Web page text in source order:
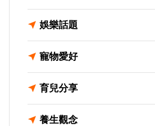
娛樂話題
寵物愛好
育兒分享
養生觀念